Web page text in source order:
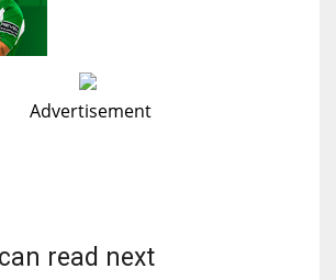
Advertisement
read next